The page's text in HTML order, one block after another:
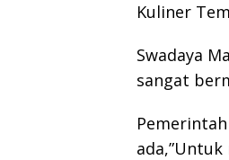
Kuliner
Swadaya
sangat